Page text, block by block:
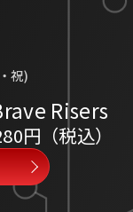
祝)
Risers
円（税込）